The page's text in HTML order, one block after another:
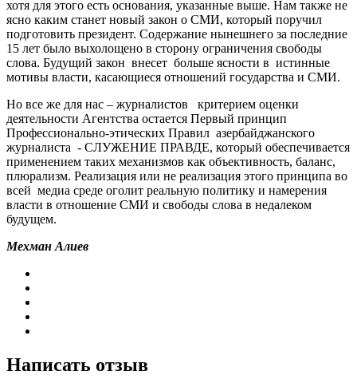
хотя для этого есть основания, указанные выше. Нам также не
ясно каким станет новый закон о СМИ, который поручил
подготовить президент. Содержание нынешнего за последние
15 лет было выхолощено в сторону ограничения свободы
слова. Будущий закон внесет больше ясности в истинные
мотивы власти, касающиеся отношений государства и СМИ.
Но все же для нас – журналистов критерием оценки
деятельности Агентства остается Первый принцип
Профессионально-этических Правил азербайджанского
журналиста - СЛУЖЕНИЕ ПРАВДЕ, который обеспечивается
применением таких механизмов как объективность, баланс,
плюрализм. Реализация или не реализация этого принципа во
всей медиа среде оголит реальную политику и намерения
власти в отношение СМИ и свободы слова в недалеком
будущем.
Мехман Алиев
Написать отзыв